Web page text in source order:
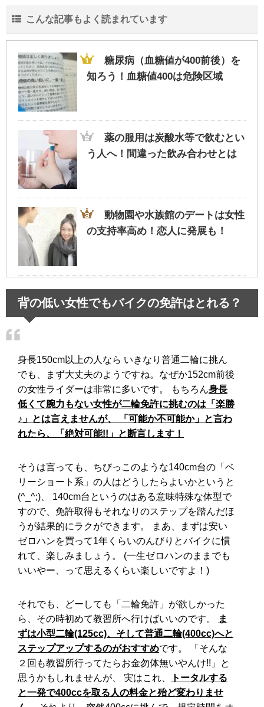
こんな記事もよく読まれています
糖尿病（血糖値が400前後）を
知ろう！血糖値400は危険区域
薬の服用は炭酸水等で飲むとい
う人へ！間違った飲み合わせとは
動物園や水族館のデートは女性
の支持率高め！恋人に発展も！
旦那が飲み会で連絡なし…イラ
イラせず過ごすための考え方とは
肩の脱臼の治療法～正しい肩の
入れ方と自己流で行う危険性～
る？血液検査のあれこれ！
背の低い女性でもバイクの免許はとれる？
身長150cm以上の人なら いきなり普通二輪に挑ん
でも、まず大丈夫のようですね。なぜか152cm前後
の女性ライダーは非常に多いです。 もちろん身長
低くて腕力もない女性が二輪免許に挑むのは「楽勝
♪」とは言えませんが、 「可能か不可能か」と言わ
れたら、「絶対可能!!」と断言します！
そうは言っても、ちびっこのような140cm台の「ベ
リーショート系」の人はどうしたらよいかというと
(^_^;)、 140cm台というのはある意味特殊な体型で
すので、免許取得もそれなりのステップを踏んだほ
うが結果的にラクができます。 まあ、まずは安い
ゼロハンを買って1年くらいのんびりとバイクに慣
れて、楽しみましょう。 (一生ゼロハンのままでも
いいやー、って思えるくらい楽しいですよ！)
それでも、どーしても「二輪免許」が欲しかった
ら、その時初めて教習所へ行けばいいのです。
ま
ずは小型二輪(125cc)、そして普通二輪(400cc)へと
ステップアップするのがおすすめです。 「そんな
２回も教習所行ってたらお金勿体無いやんけ!!」と
思うかもしれませんが、 実はこれ、
トータルする
と一発で400ccを取る人の料金と殆ど変わりませ